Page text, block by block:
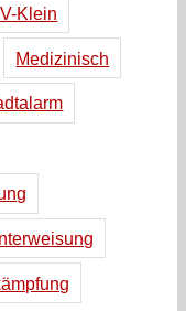
Klein
Medizinisch